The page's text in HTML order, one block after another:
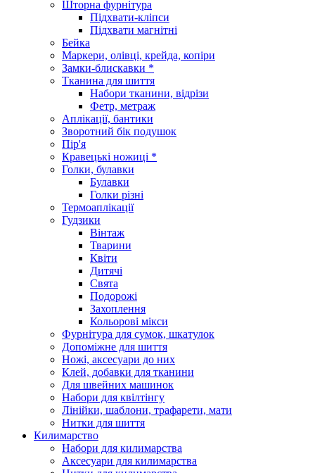
Шторна фурнітура
Підхвати-кліпси
Підхвати магнітні
Бейка
Маркери, олівці, крейда, копіри
Замки-блискавки *
Тканина для шиття
Набори тканини, відрізи
Фетр, метраж
Аплікації, бантики
Зворотний бік подушок
Пір'я
Кравецькі ножиці *
Голки, булавки
Булавки
Голки різні
Термоаплікації
Гудзики
Вінтаж
Тварини
Квіти
Дитячі
Свята
Подорожі
Захоплення
Кольорові мікси
Фурнітура для сумок, шкатулок
Допоміжне для шиття
Ножі, аксесуари до них
Клей, добавки для тканини
Для швейних машинок
Набори для квілтінгу
Лінійки, шаблони, трафарети, мати
Нитки для шиття
Килимарство
Набори для килимарства
Аксесуари для килимарства